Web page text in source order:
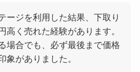
ージを利用した結果、下取り
高く売れた経験があります。
場合でも、必ず最後まで価格
象がありました。